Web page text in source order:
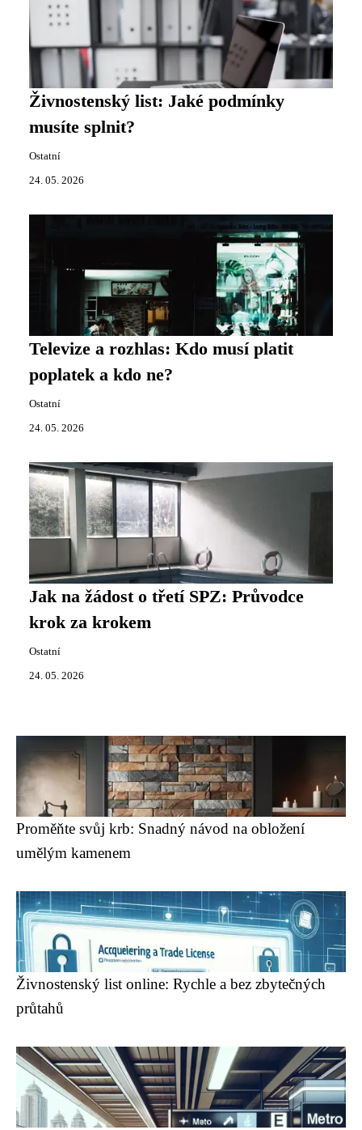
Živnostenský list: Jaké podmínky
musíte splnit?
Ostatní
24. 05. 2026
Televize a rozhlas: Kdo musí platit
poplatek a kdo ne?
Ostatní
24. 05. 2026
Jak na žádost o třetí SPZ: Průvodce
krok za krokem
Ostatní
24. 05. 2026
Proměňte svůj krb: Snadný návod na obložení
umělým kamenem
Živnostenský list online: Rychle a bez zbytečných
průtahů